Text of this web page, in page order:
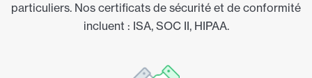
particuliers. Nos certificats de sécurité et de conformité
incluent : ISA, SOC II, HIPAA.